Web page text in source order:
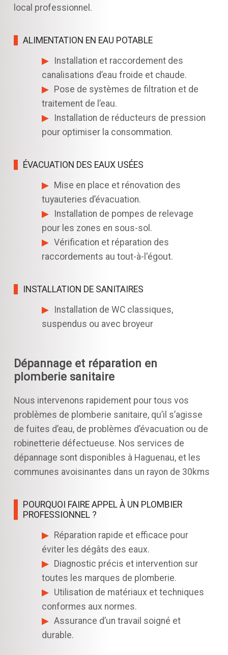
local professionnel.
ALIMENTATION EN EAU POTABLE
Installation et raccordement des
canalisations d’eau froide et chaude.
Pose de systèmes de filtration et de
traitement de l’eau.
Installation de réducteurs de pression
pour optimiser la consommation.
ÉVACUATION DES EAUX USÉES
Mise en place et rénovation des
tuyauteries d’évacuation.
Installation de pompes de relevage
pour les zones en sous-sol.
Vérification et réparation des
raccordements au tout-à-l'égout.
INSTALLATION DE SANITAIRES
Installation de WC classiques,
suspendus ou avec broyeur
Dépannage et réparation en
plomberie sanitaire
Nous intervenons rapidement pour tous vos
problèmes de plomberie sanitaire, qu’il s’agisse
de fuites d’eau, de problèmes d’évacuation ou de
robinetterie défectueuse. Nos services de
dépannage sont disponibles à Haguenau, et les
communes avoisinantes dans un rayon de 30kms
POURQUOI FAIRE APPEL À UN PLOMBIER
PROFESSIONNEL ?
Réparation rapide et efficace pour
éviter les dégâts des eaux.
Diagnostic précis et intervention sur
toutes les marques de plomberie.
Utilisation de matériaux et techniques
conformes aux normes.
Assurance d’un travail soigné et
durable.